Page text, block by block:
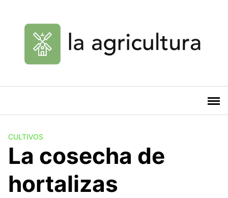
contenido
CULTIVOS
La cosecha de
hortalizas